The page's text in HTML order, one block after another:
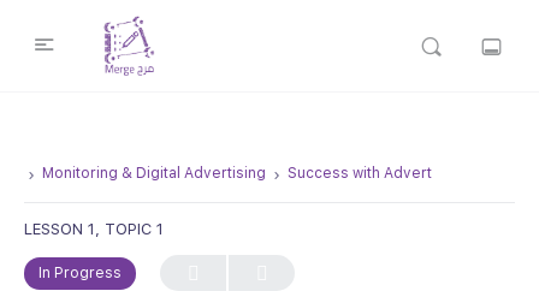
Monitoring & Digital Advertising Success with Advert
LESSON 1, TOPIC 1
In Progress